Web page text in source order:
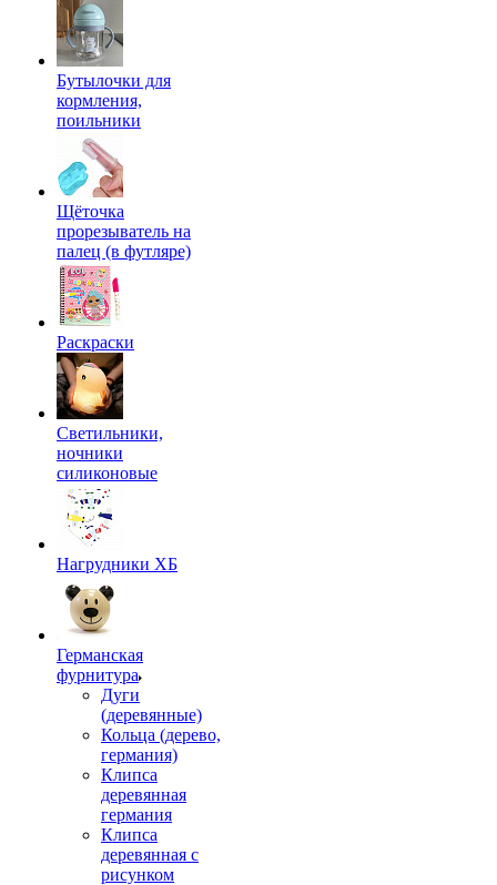
Бутылочки для
кормления,
поильники
Щёточка
прорезыватель на
палец (в футляре)
Раскраски
Светильники,
ночники
силиконовые
Нагрудники ХБ
Германская
фурнитура
Дуги
(деревянные)
Кольца (дерево,
германия)
Клипса
деревянная
германия
Клипса
деревянная с
рисунком